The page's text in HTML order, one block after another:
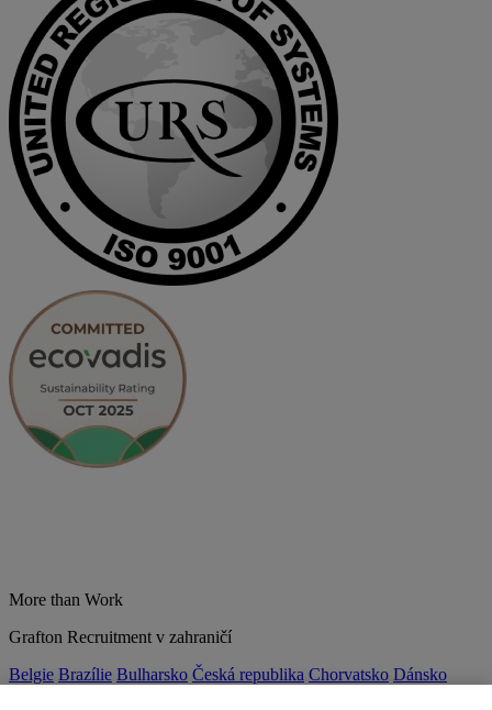
More than Work
Grafton Recruitment v zahraničí
Belgie Brazílie Bulharsko Česká republika Chorvatsko Dánsko